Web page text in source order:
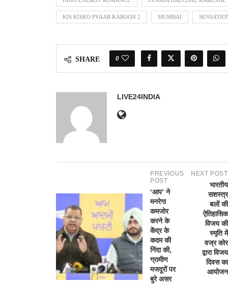
KIS KISKO PYAAR KAROON 2 MUMBAI
SHARE 0
LIVE24INDIA
PREVIOUS
POST
‘आप’ ने
मनरेगा
कमजोर
करने के
केंद्र के
कदम की
निंदा की,
ग्रामीण
मजदूरों पर
बुरे असर
NEXT POST
भारतीय
सशस्त्र
बलों की
ऐतिहासिक
विजय की
स्मृति में
वज्र कोर
द्वारा विजय
दिवस का
आयोजन